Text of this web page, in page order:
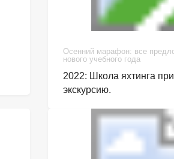
Осенний марафон: все
нового учебного года
2022: Школа яхтинга
экскурсию.